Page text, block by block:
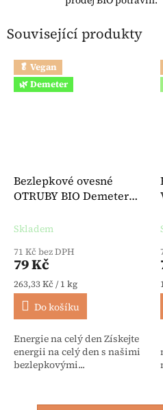
Související produkty
🥬 Vegan
🌿 Demeter
Bezlepkové ovesné
OTRUBY BIO Demeter
Skladem
71 Kč bez DPH
79 Kč
Měrná cena:
263,33 Kč / 1 kg
Do košíku
Energie na celý den Získejte
energii na celý den s našimi
bezlepkovými...